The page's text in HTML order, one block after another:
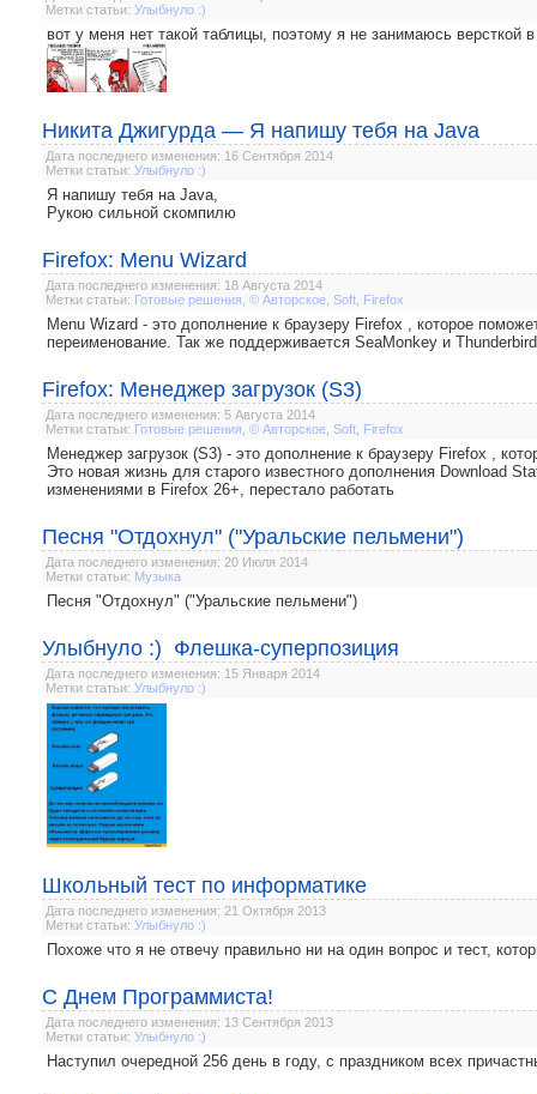
Метки статьи: Улыбнуло :)
вот у меня нет такой таблицы, поэтому я не занимаюсь версткой
Никита Джигурда — Я напишу тебя на Java
Дата последнего изменения: 16 Сентября 2014
Метки статьи: Улыбнуло :)
Я напишу тебя на Java,
Рукою сильной скомпилю
Firefox: Menu Wizard
Дата последнего изменения: 18 Августа 2014
Метки статьи: Готовые решения © Авторское Soft Firefox
Menu Wizard - это дополнение к браузеру Firefox , которое
переименование. Так же поддерживается SeaMonkey и
Firefox: Менеджер загрузок (S3)
Дата последнего изменения: 5 Августа 2014
Метки статьи: Готовые решения © Авторское Soft Firefox
Менеджер загрузок (S3) - это дополнение к браузеру Firefox ,
Это новая жизнь для старого известного дополнения Download
изменениями в Firefox 26+, перестало работать
Песня "Отдохнул" ("Уральские пельмени")
Дата последнего изменения: 20 Июля 2014
Метки статьи: Музыка
Песня "Отдохнул" ("Уральские пельмени")
Улыбнуло :) Флешка-суперпозиция
Дата последнего изменения: 15 Января 2014
Метки статьи: Улыбнуло :)
Школьный тест по информатике
Дата последнего изменения: 21 Октября 2013
Метки статьи: Улыбнуло :)
Похоже что я не отвечу правильно ни на один вопрос и тест,
С Днем Программиста!
Дата последнего изменения: 13 Сентября 2013
Метки статьи: Улыбнуло :)
Наступил очередной 256 день в году, с праздником всех